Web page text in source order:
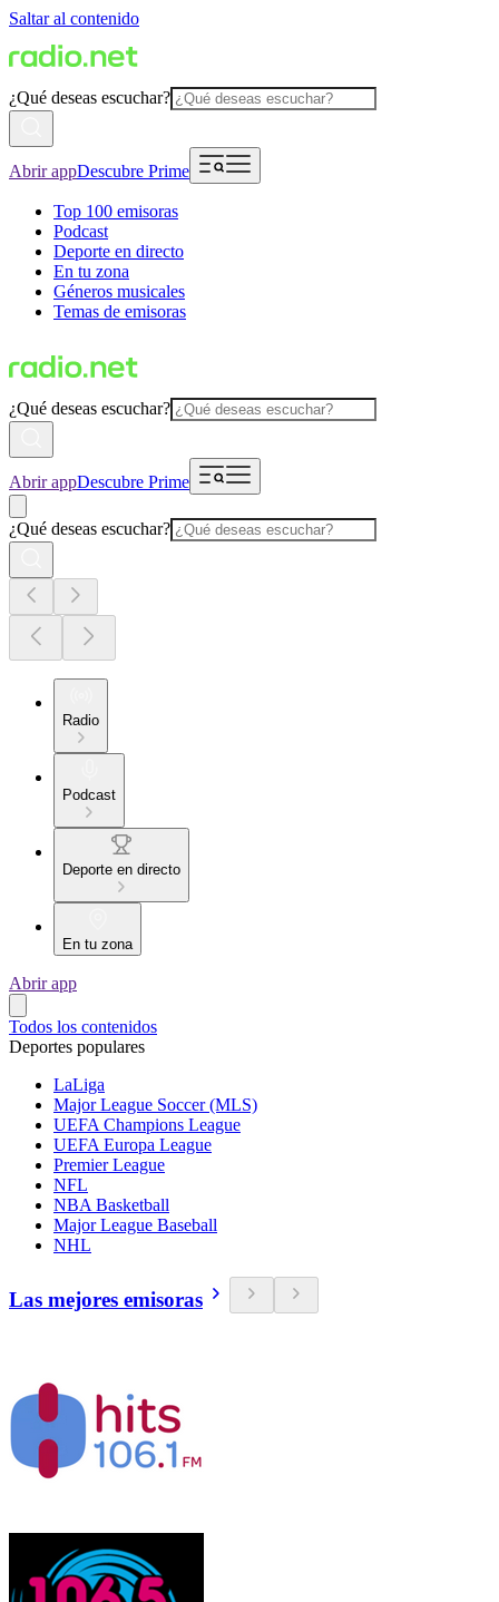
Saltar al contenido
¿Qué deseas escuchar?
Abrir appDescubre Prime
Top 100 emisoras
Podcast
Deporte en directo
En tu zona
Géneros musicales
Temas de emisoras
¿Qué deseas escuchar?
Abrir appDescubre Prime
¿Qué deseas escuchar?
Radio
Podcast
Deporte en directo
En tu zona
Abrir app
Todos los contenidos
Deportes populares
LaLiga
Major League Soccer (MLS)
UEFA Champions League
UEFA Europa League
Premier League
NFL
NBA Basketball
Major League Baseball
NHL
Las mejores emisoras